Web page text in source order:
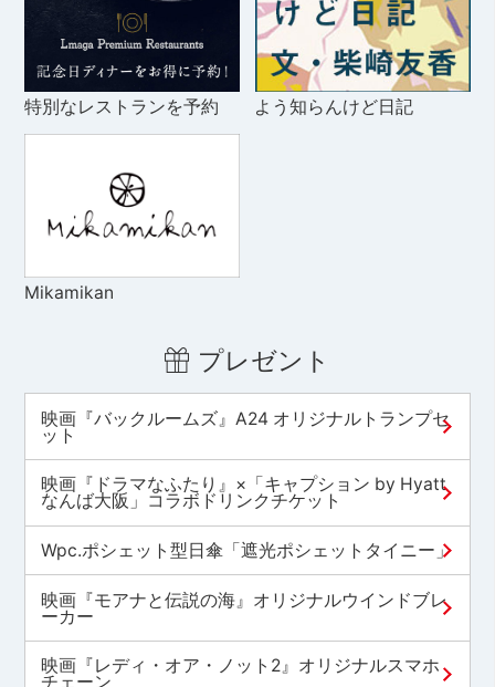
特別なレストランを予約 よう知らんけど日記
Mikamikan
プレゼント
映画『バックルームズ』A24 オリジナルトランプセ
ット
映画『ドラマなふたり』×「キャプション by Hyatt
なんば大阪」コラボドリンクチケット
Wpc.ポシェット型日傘「遮光ポシェットタイニー」
映画『モアナと伝説の海』オリジナルウインドブレ
ーカー
映画『レディ・オア・ノット2』オリジナルスマホ
チェーン